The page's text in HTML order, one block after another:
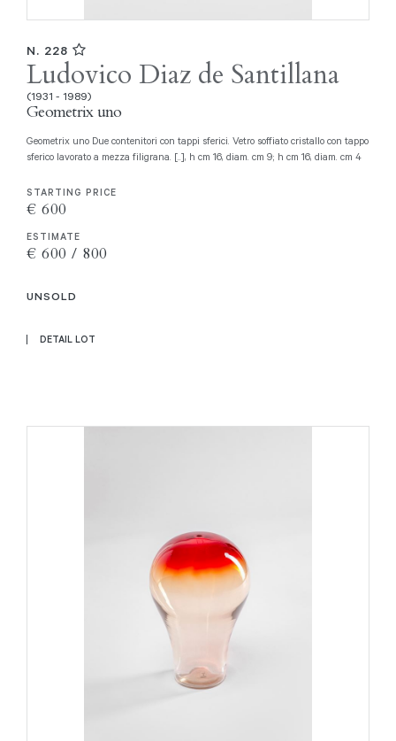
N. 228
Ludovico Diaz de Santillana
(1931 - 1989)
Geometrix uno
Geometrix uno Due contenitori con tappi sferici. Vetro soffiato cristallo con tappo
sferico lavorato a mezza filigrana. [..], h cm 16, diam. cm 9; h cm 16, diam. cm 4
STARTING PRICE
€ 600
ESTIMATE
€ 600 / 800
UNSOLD
DETAIL LOT